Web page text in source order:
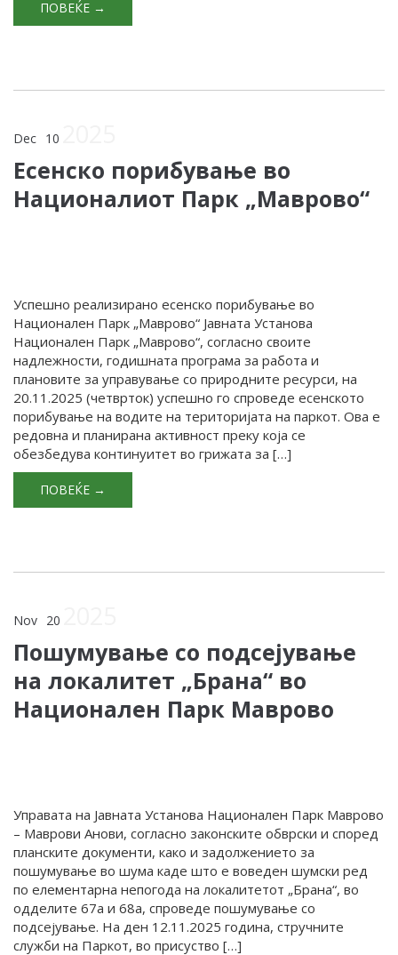
ПОВЕЌЕ →
Dec 10
Есенско порибување во
Националиот Парк „Маврово“
Успешно реализирано есенско порибување во
Национален Парк „Маврово“ Јавната Установа
Национален Парк „Маврово“, согласно своите
надлежности, годишната програма за работа и
плановите за управување со природните ресурси, на
20.11.2025 (четврток) успешно го спроведе есенското
порибување на водите на територијата на паркот. Ова е
редовна и планирана активност преку која се
обезбедува континуитет во грижата за […]
ПОВЕЌЕ →
Nov 20
Пошумување со подсејување
на локалитет „Брана“ во
Национален Парк Маврово
Управата на Јавната Установа Национален Парк Маврово
– Маврови Анови, согласно законските обврски и според
планските документи, како и задолжението за
пошумување во шума каде што е воведен шумски ред
по елементарна непогода на локалитетот „Брана“, во
одделите 67а и 68а, спроведе пошумување со
подсејување. На ден 12.11.2025 година, стручните
служби на Паркот, во присуство […]